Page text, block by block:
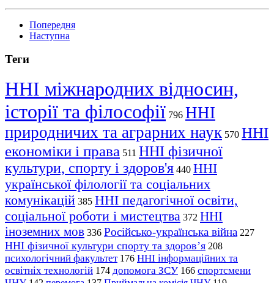
Попередня
Наступна
Теги
ННІ міжнародних відносин,
історії та філософії 796 ННІ
природничих та аграрних наук 570 ННІ
економіки і права 511 ННІ фізичної
культури, спорту і здоров'я 440 ННІ
української філології та соціальних
комунікацій 385 ННІ педагогічної освіти,
соціальної роботи і мистецтва 372 ННІ
іноземних мов 336 Російсько-українська війна 227
ННІ фізичної культури спорту та здоров’я 208
психологічний факультет 176 ННІ інформаційних та
освітніх технологій 174 допомога ЗСУ 166 спортсмени